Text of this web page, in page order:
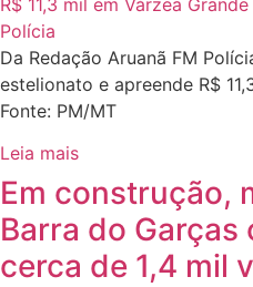
Polícia
Da Redação Aruanã FM
estelionato e apreende R$
Fonte: PM/MT
Leia mais
Em construção,
Barra do Garças
cerca de 1,4 mil